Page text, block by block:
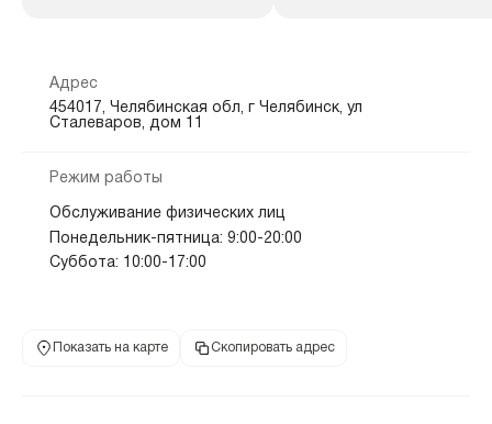
Адрес
454017, Челябинская обл, г Челябинск, ул
Сталеваров, дом 11
Режим работы
Обслуживание физических лиц
Понедельник-пятница: 9:00-20:00
Суббота: 10:00-17:00
Показать на карте Скопировать адрес